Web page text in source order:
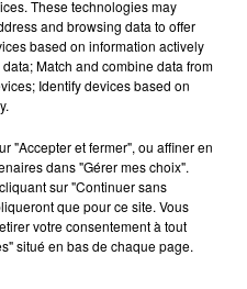
a débuté ce jeudi 6
Montgueux (Aube). Du
RAPPELLE À
These technologies may
and browsing data to offer
based on information actively
Match and combine data from
Identify devices based on
"Accepter et fermer", ou affiner en
dans "Gérer mes choix".
sur "Continuer sans
que pour ce site. Vous
votre consentement à tout
situé en bas de chaque page.